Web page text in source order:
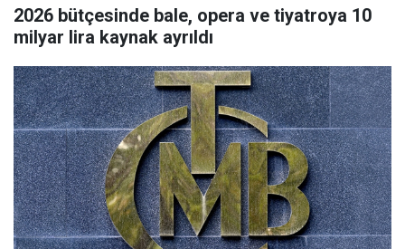
2026 bütçesinde bale, opera ve tiyatroya 10
milyar lira kaynak ayrıldı